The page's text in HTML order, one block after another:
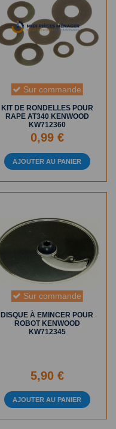
Sur commande
KIT DE RONDELLES POUR
RAPE AT340 KENWOOD
KW712360
0,99 €
AJOUTER AU PANIER
Sur commande
DISQUE À EMINCER POUR
ROBOT KENWOOD
KW712345
5,90 €
AJOUTER AU PANIER